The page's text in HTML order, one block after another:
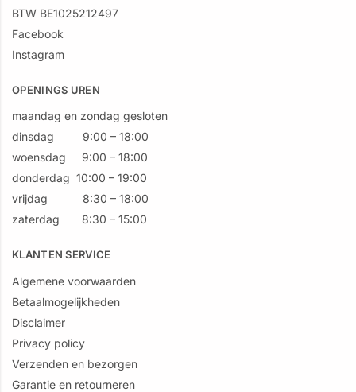
BTW BE1025212497
Facebook
Instagram
OPENINGS UREN
maandag en zondag gesloten
dinsdag 9:00 – 18:00
woensdag 9:00 – 18:00
donderdag 10:00 – 19:00
vrijdag 8:30 – 18:00
zaterdag 8:30 – 15:00
KLANTEN SERVICE
Algemene voorwaarden
Betaalmogelijkheden
Disclaimer
Privacy policy
Verzenden en bezorgen
Garantie en retourneren